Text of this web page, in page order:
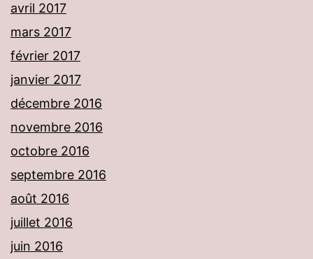
avril 2017
mars 2017
février 2017
janvier 2017
décembre 2016
novembre 2016
octobre 2016
septembre 2016
août 2016
juillet 2016
juin 2016